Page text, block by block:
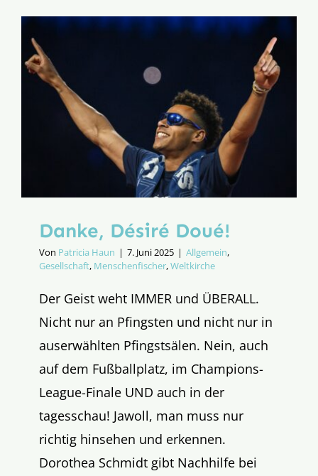
Aufbruch
Danke, Désiré Doué!
Von Patricia Haun | 7. Juni 2025 | Allgemein,
Gesellschaft, Menschenfischer,Weltkirche
Der Geist weht IMMER und ÜBERALL.
Nicht nur an Pfingsten und nicht nur in
auserwählten Pfingstsälen. Nein, auch
auf dem Fußballplatz, im Champions-
League-Finale UND auch in der
tagesschau! Jawoll, man muss nur
richtig hinsehen und erkennen.
Dorothea Schmidt gibt Nachhilfe bei